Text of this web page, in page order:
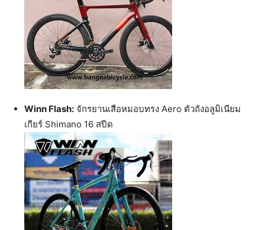
Winn Flash: จักรยานเสือหมอบทรง Aero ตัวถังอลูมิเนียม
เกียร์ Shimano 16 สปีด